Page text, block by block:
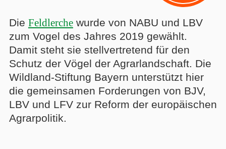
Die Feldlerchewurde von NABU und LBV
zum Vogel des Jahres 2019 gewählt.
Damit steht sie stellvertretend für den
Schutz der Vögel der Agrarlandschaft. Die
Wildland-Stiftung Bayern unterstützt hier
die gemeinsamen Forderungen von BJV,
LBV und LFV zur Reform der europäischen
Agrarpolitik.